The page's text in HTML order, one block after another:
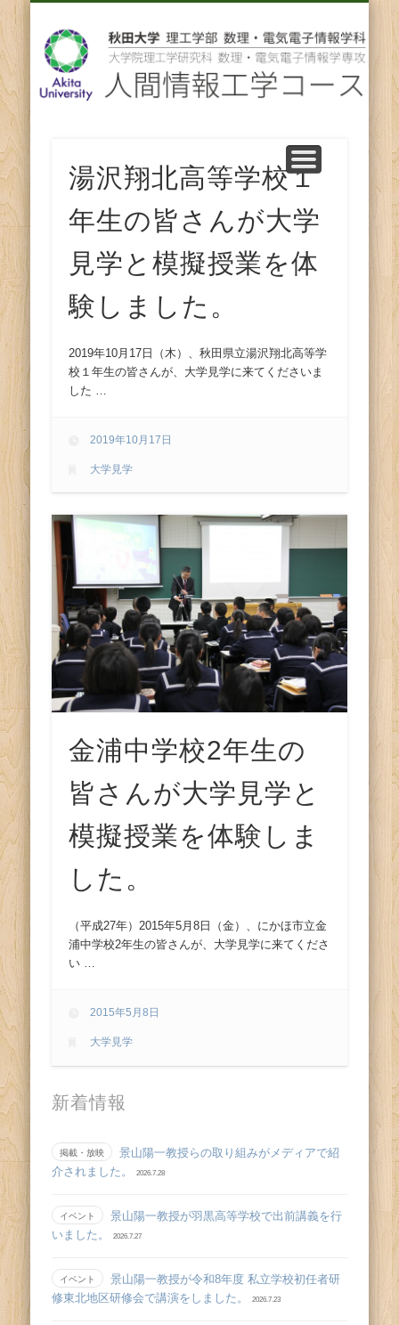
人
間
報
工
学
コ
湯沢翔北高等学校１
年生の皆さんが大学
見学と模擬授業を体
験しました。
2019年10月17日（木）、秋田県立湯沢翔北高等学
校１年生の皆さんが、大学見学に来てくださいま
した …
2019年10月17日
大学見学
金浦中学校2年生の
皆さんが大学見学と
模擬授業を体験しま
した。
（平成27年）2015年5月8日（金）、にかほ市立金
浦中学校2年生の皆さんが、大学見学に来てくださ
い …
2015年5月8日
大学見学
新着情報
掲載・放映
景山陽一教授らの取り組みがメディアで紹
介されました。
2026.7.28
イベント
景山陽一教授が羽黒高等学校で出前講義を行
いました。
2026.7.27
イベント
景山陽一教授が令和8年度 私立学校初任者研
修東北地区研修会で講演をしました。
2026.7.23